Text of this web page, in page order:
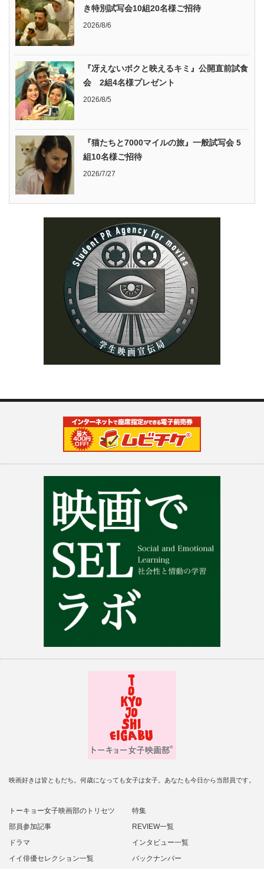
き特別試写会10組20名様ご招待
2026/8/6
『冴えないボクと映えるキミ』公開直前試食
会 2組4名様プレゼント
2026/8/5
『猫たちと7000マイルの旅』一般試写会 5
組10名様ご招待
2026/7/27
映画好きは皆ともだち。何歳になっても女子は女子。あなたも今日から当部員です。
トーキョー女子映画部のトリセツ
特集
部員参加記事
REVIEW一覧
ドラマ
インタビュー一覧
イイ俳優セレクション一覧
バックナンバー